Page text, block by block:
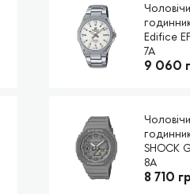
Edifice
7A
9 060
SHOCK
8A
8 710